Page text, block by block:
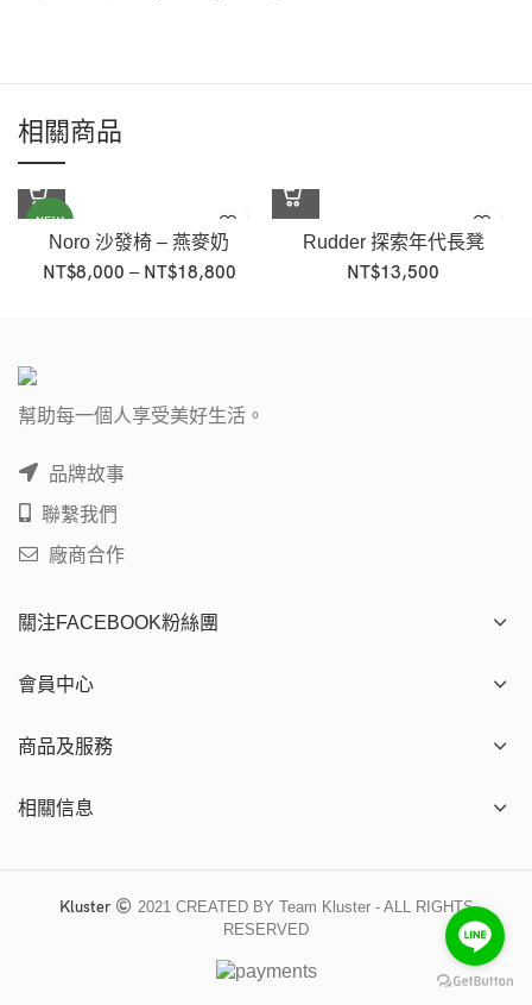
相關商品
NEW
Noro 沙發椅 – 燕麥奶
NT$8,000 – NT$18,800
Rudder 探索年代長凳
NT$13,500
幫助每一個人享受美好生活。
品牌故事
聯繫我們
廠商合作
關注FACEBOOK粉絲團
會員中心
商品及服務
相關信息
Kluster
2021 CREATED BY Team Kluster - ALL RIGHTS
RESERVED